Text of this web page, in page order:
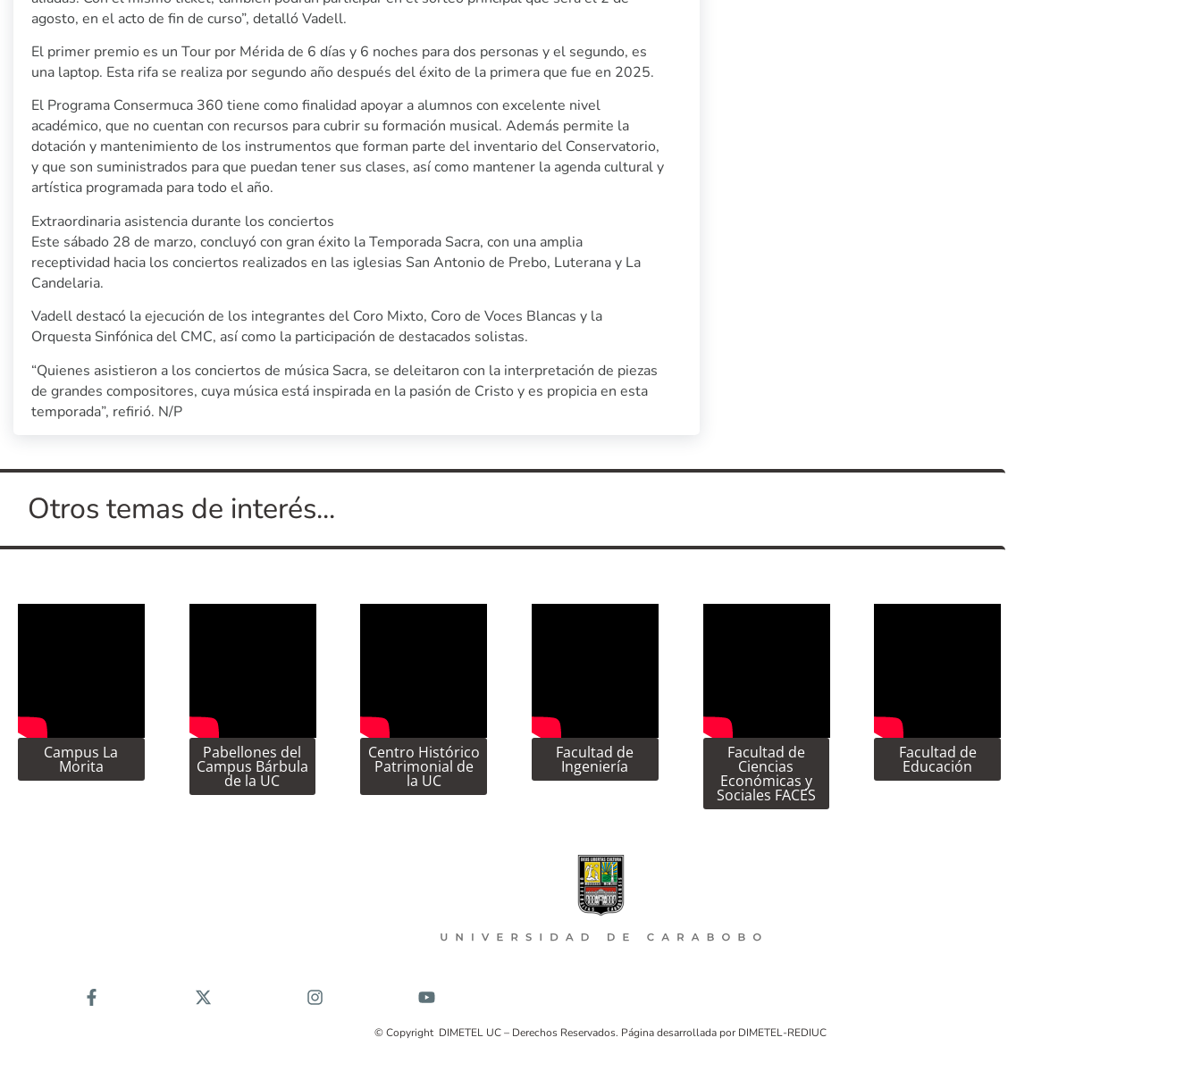
agosto, en el acto de fin de curso”, detalló Vadell.
El primer premio es un Tour por Mérida de 6 días y 6 noches para dos personas y el segundo, es
una laptop. Esta rifa se realiza por segundo año después del éxito de la primera que fue en 2025.
El Programa Consermuca 360 tiene como finalidad apoyar a alumnos con excelente nivel
académico, que no cuentan con recursos para cubrir su formación musical. Además permite la
dotación y mantenimiento de los instrumentos que forman parte del inventario del Conservatorio,
y que son suministrados para que puedan tener sus clases, así como mantener la agenda cultural y
artística programada para todo el año.
Extraordinaria asistencia durante los conciertos
Este sábado 28 de marzo, concluyó con gran éxito la Temporada Sacra, con una amplia
receptividad hacia los conciertos realizados en las iglesias San Antonio de Prebo, Luterana y La
Candelaria.
Vadell destacó la ejecución de los integrantes del Coro Mixto, Coro de Voces Blancas y la
Orquesta Sinfónica del CMC, así como la participación de destacados solistas.
“Quienes asistieron a los conciertos de música Sacra, se deleitaron con la interpretación de piezas
de grandes compositores, cuya música está inspirada en la pasión de Cristo y es propicia en esta
temporada”, refirió. N/P
Otros temas de interés...
Campus La
Morita
Pabellones del
Campus Bárbula
de la UC
Centro Histórico
Patrimonial de
la UC
Facultad de
Ingeniería
Facultad de
Ciencias
Económicas y
Sociales FACES
Facultad de
Educación
© Copyright DIMETEL UC – Derechos Reservados. Página desarrollada por DIMETEL-REDIUC